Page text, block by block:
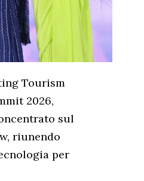
Tourism
2026,
sul
riunendo
per